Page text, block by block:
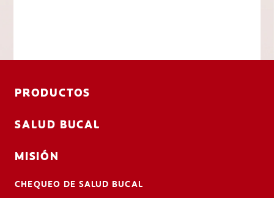
PRODUCTOS
SALUD BUCAL
MISIÓN
CHEQUEO DE SALUD BUCAL